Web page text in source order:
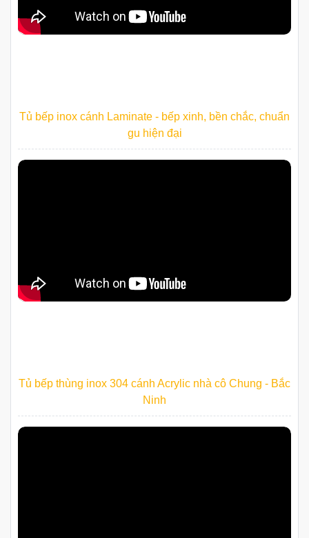
Tủ bếp inox cánh Laminate - bếp xinh, bền chắc, chuẩn
gu hiện đại
Tủ bếp thùng inox 304 cánh Acrylic nhà cô Chung - Bắc
Ninh